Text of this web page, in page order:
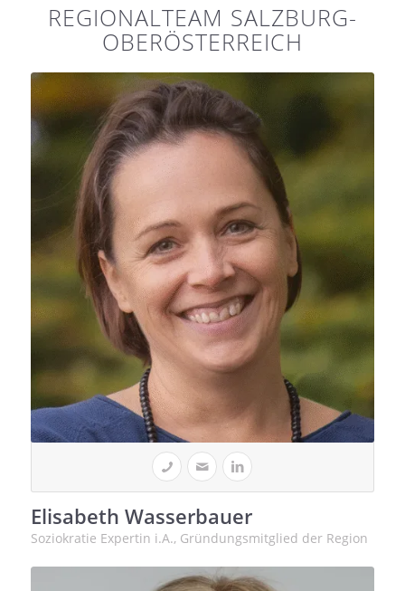
REGIONALTEAM SALZBURG-
OBERÖSTERREICH
Elisabeth Wasserbauer
Soziokratie Expertin i.A., Gründungsmitglied der Region